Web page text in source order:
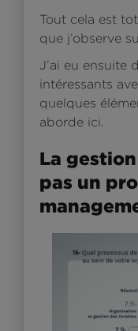
Tout cela est
que j’observe
J’ai eu ensuite
intéressants
quelques
aborde ici.
La
pas un